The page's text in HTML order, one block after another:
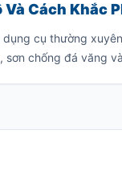
Và Cách Khắc
dụng cụ thường
sơn chống đá văng